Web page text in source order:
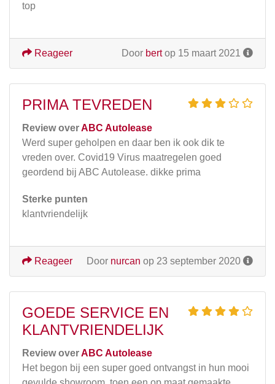
top
Door bertop 15 maart 2021
Reageer
PRIMA TEVREDEN
Review overABC Autolease
Werd super geholpen en daar ben ik ook dik te
vreden over. Covid19 Virus maatregelen goed
geordend bij ABC Autolease. dikke prima
Sterke punten
klantvriendelijk
Door nurcan op 23 september 2020
Reageer
GOEDE SERVICE EN
KLANTVRIENDELIJK
Review overABC Autolease
Het begon bij een super goed ontvangst in hun mooi